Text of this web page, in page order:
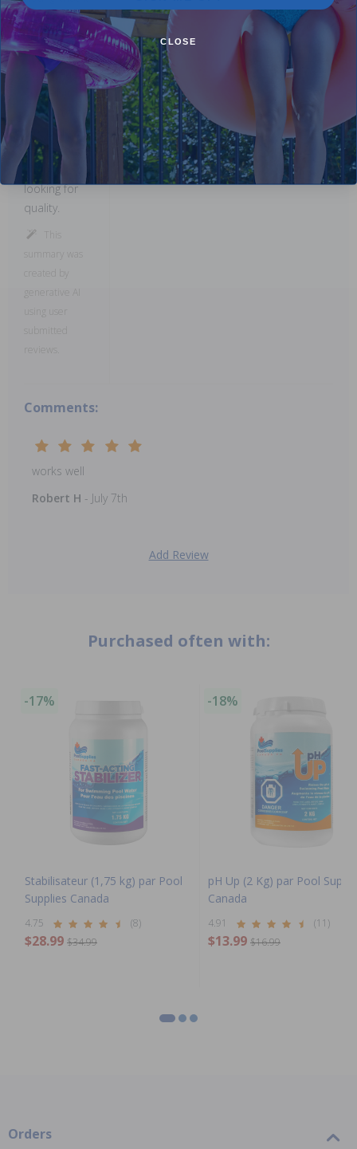
works well
and meets
their
expectations.
Overall, it
seems to be
a reliable
choice for
shoppers
looking for
quality.
This
summary was
created by
generative AI
submitted
reviews.
1 Star
0%
Comments:
works well
Robert H - July 7th
Add Review
Purchased often with:
-17%
Stabilisateur (1,75 kg) par Pool
Supplies Canada
4.75 (8)
$28.99 $34.99
-18%
pH Up (2 Kg) par Pool
Canada
4.91 (11)
$13.99 $16.99
Orders
CLOSE